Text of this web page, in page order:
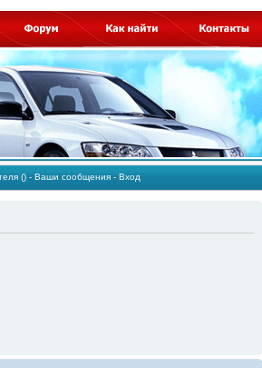
() - Ваши сообщения - Вход